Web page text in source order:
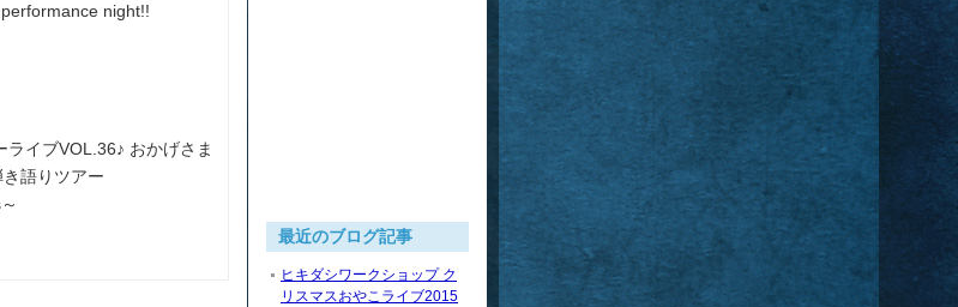
night!!
イブVOL.36♪ おかげさま
語りツアー
最近のブログ記事
ヒキダシワークショップ ク
リスマスおやこライブ2015